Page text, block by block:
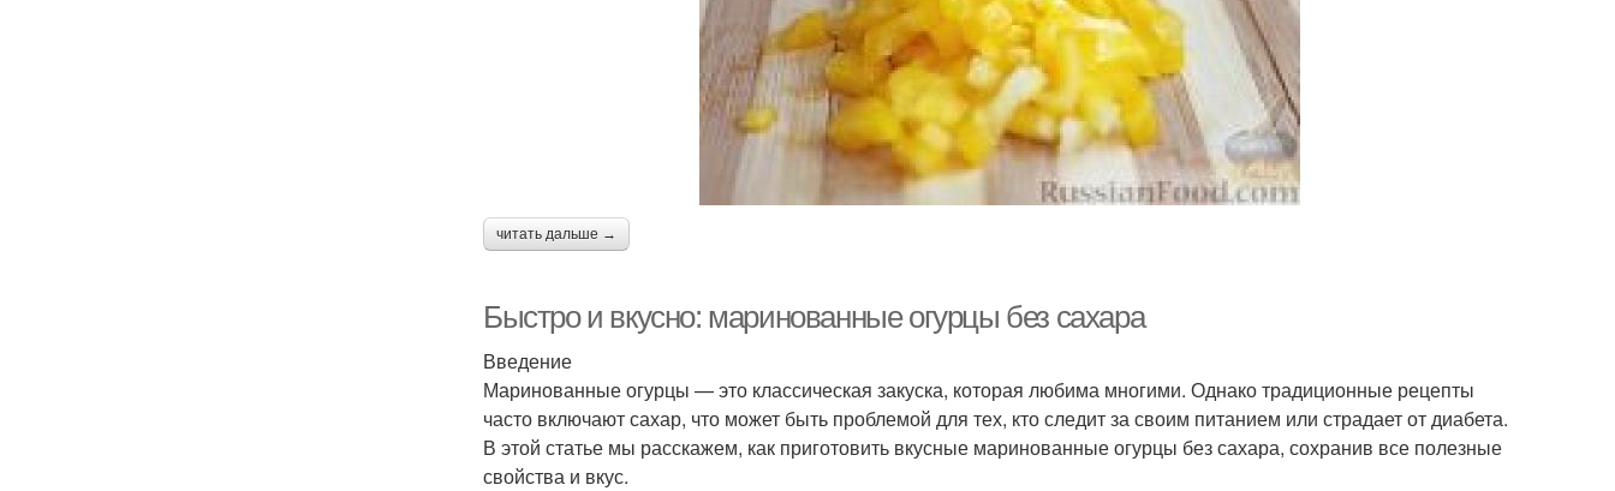
читать дальше →
Быстро и вкусно: маринованные огурцы без сахара
Введение
Маринованные огурцы — это классическая закуска, которая любима многими. Однако традиционные рецепты
часто включают сахар, что может быть проблемой для тех, кто следит за своим питанием или страдает от диабета.
В этой статье мы расскажем, как приготовить вкусные маринованные огурцы без сахара, сохранив все полезные
свойства и вкус.